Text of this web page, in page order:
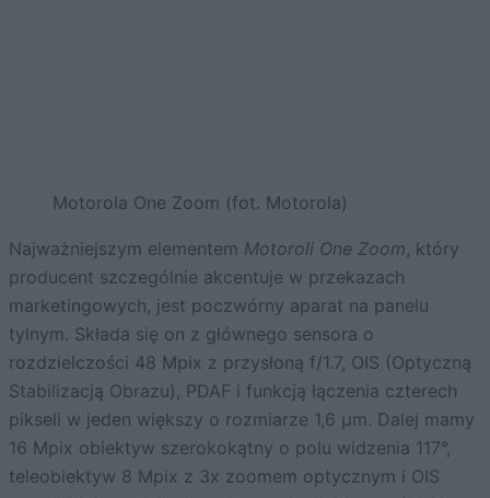
Motorola One Zoom (fot. Motorola)
Najważniejszym elementem Motoroli One Zoom, który
producent szczególnie akcentuje w przekazach
marketingowych, jest poczwórny aparat na panelu
tylnym. Składa się on z głównego sensora o
rozdzielczości 48 Mpix z przysłoną f/1.7, OIS (Optyczną
Stabilizacją Obrazu), PDAF i funkcją łączenia czterech
pikseli w jeden większy o rozmiarze 1,6 µm. Dalej mamy
16 Mpix obiektyw szerokokątny o polu widzenia 117°,
teleobiektyw 8 Mpix z 3x zoomem optycznym i OIS